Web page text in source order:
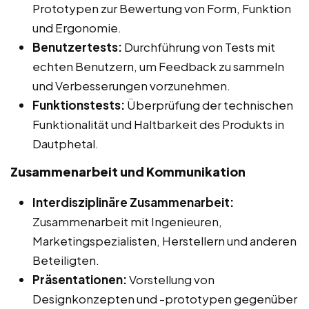
Prototypen zur Bewertung von Form, Funktion
und Ergonomie.
Benutzertests: Durchführung von Tests mit
echten Benutzern, um Feedback zu sammeln
und Verbesserungen vorzunehmen.
Funktionstests: Überprüfung der technischen
Funktionalität und Haltbarkeit des Produkts in
Dautphetal.
Zusammenarbeit und Kommunikation
Interdisziplinäre Zusammenarbeit:
Zusammenarbeit mit Ingenieuren,
Marketingspezialisten, Herstellern und anderen
Beteiligten.
Präsentationen:Vorstellung von
Designkonzepten und -prototypen gegenüber